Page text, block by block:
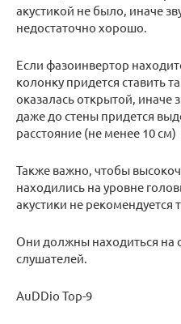
акустикой не было, иначе
недостаточно хорошо.
Если фазоинвертор
колонку придется ставить
оказалась открытой, иначе
даже до стены придется
расстояние (не менее 10 см)
Также важно, чтобы
находились на уровне
акустики не рекомендуется
Они должны находиться на
слушателей.
AuDDio Top-9